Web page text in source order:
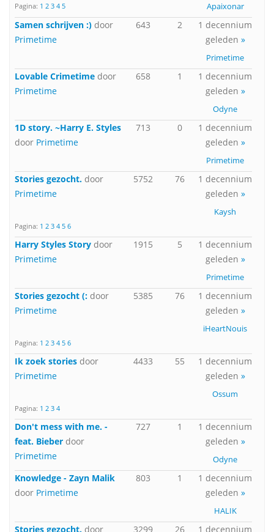
Pagina: 1 2 3 4 5 Apaixonar
Samen schrijven :) door
Primetime
643 2
1 decennium
geleden »
Primetime
Lovable Crimetime door
Primetime
658 1
1 decennium
geleden »
Odyne
1D story. ~Harry E. Styles
door Primetime
713 0
1 decennium
geleden »
Primetime
Stories gezocht. door
Primetime
Pagina: 1 2 3 4 5 6
5752 76
1 decennium
geleden »
Kaysh
Harry Styles Story door
Primetime
1915 5
1 decennium
geleden »
Primetime
Stories gezocht (: door
Primetime
Pagina: 1 2 3 4 5 6
5385 76
1 decennium
geleden »
iHeartNouis
Ik zoek stories door
Primetime
Pagina: 1 2 3 4
4433 55
1 decennium
geleden »
Ossum
Don't mess with me. -
feat. Bieber door
Primetime
727 1
1 decennium
geleden »
Odyne
Knowledge - Zayn Malik
door Primetime
803 1
1 decennium
geleden »
HALIK
Stories gezocht. door 3299 26 1 decennium